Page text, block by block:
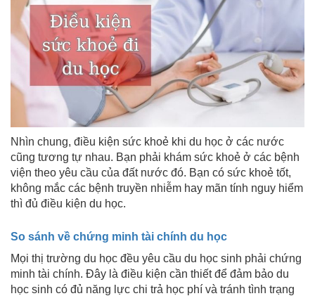
Nhìn chung, điều kiện sức khoẻ khi du học ở các nước
cũng tương tự nhau. Bạn phải khám sức khoẻ ở các bệnh
viện theo yêu cầu của đất nước đó. Bạn có sức khoẻ tốt,
không mắc các bệnh truyền nhiễm hay mãn tính nguy hiểm
thì đủ điều kiện du học.
So sánh về chứng minh tài chính du học
Mọi thị trường du học đều yêu cầu du học sinh phải chứng
minh tài chính. Đây là điều kiện cần thiết để đảm bảo du
học sinh có đủ năng lực chi trả học phí và tránh tình trạng